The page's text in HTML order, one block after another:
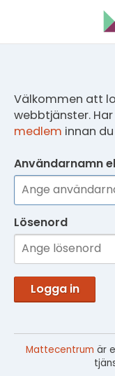
Välkommen att
webbtjänster.
medlem innan
Användarnamn
Lösenord
Logga in
Mattecentrum är